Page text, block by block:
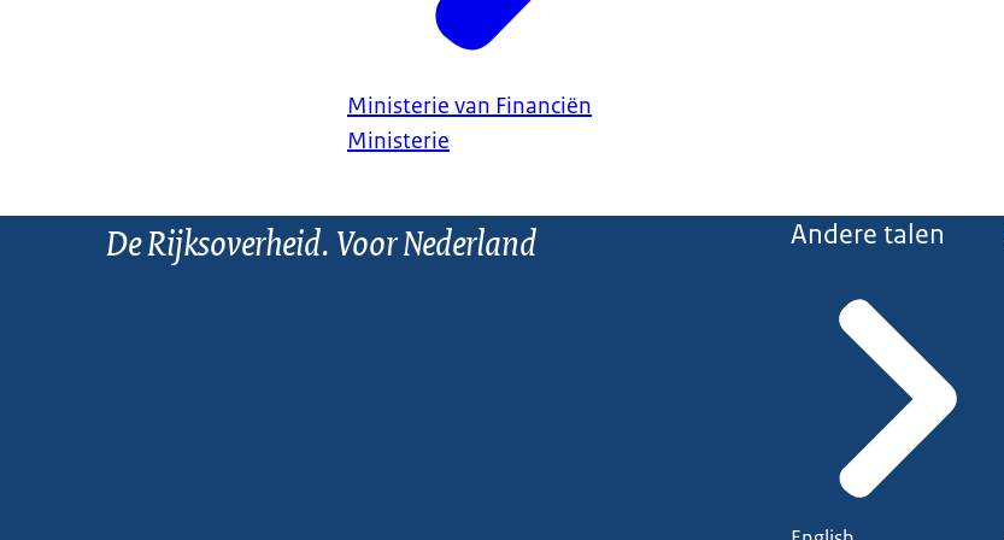
Ministerie van Financiën
Ministerie
De Rijksoverheid. Voor Nederland Andere talen